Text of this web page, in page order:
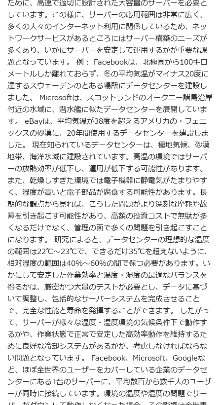
ために、高速で適切に設計された大容量のサーバーを必要と
しています。この様に、サーバーの応用範囲は非常に広く、
多くの人々のインターネット利用に関係しているため、ネッ
トワークサービスがあるところにはサーバー構築のニーズが
多くあり、いかにサーバーを安定して運用するかが重要な課
題となっています。 例： Facebookは、北極圏から100キロ
メートルしか離れておらず、冬の平均気温がマイナス20度に
達するスウェーデンのとある場所にデータセンターを建設し
ました。 Microsoftは、スコットランドのオークニー諸島沿岸
付近の水域に、潜水艦に似たデータセンターを展開していま
す。 eBayは、平均気温が38度を超えるアメリカの・フェニ
ックスの砂漠に、20年間使用するデータセンターを建設しま
した。 現在知られているデータセンターは、極地気候、砂漠
地帯、海洋水域に建設されています。高温の環境ではサーバ
ーの放熱効率が低下し、運用が低下する可能性があります。
また、乾燥しすぎた環境では電子機器に静電気がたまりやす
く、湿度が高いと電子部品が腐食する可能性があります。長
期的な観点から見れば、こうした問題がより深刻な摩耗や故
障を引き起こす可能性があり、高額の投資コストで無駄が多
くなるだけでなく、管理の面で多くの問題を引き起こすこと
になります。 研究によると、データセンターの理想的な温度
の範囲は22℃〜23℃で、できるだけ35℃を超えないように、
相対湿度の範囲は40％〜60％の間で保つ必要があります。い
かにして安定した作業効率と温度・湿度の最適なバランスを
得るかは、厳密かつ大量のテストが必要とし、データに基づ
いて調整し、包括的なサーバーシステムを完成させること
で、完全な性能と寿命を発揮することができます。 したがっ
て、サーバーが様々な温度・湿度環境の気候条件下で動作す
るかや、作業状態で正常で安定した高効率動作を維持するた
めに良好な冷却システムがあるかが、考慮しなければならな
い問題となっています。 Facebook、Microsoft、Googleな
ど、ほぼ全世界のユーザーをカバーしている企業のデータセ
ンターにある1台のサーバーに、平均数百から数千人のユーザ
ーが同時に接続しています。環境の温度や湿度の問題でサー